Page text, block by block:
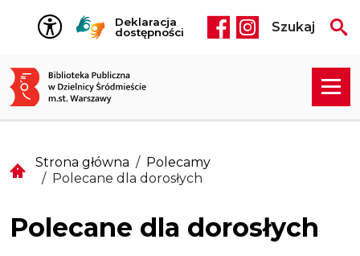
Przejdź do treści
Deklaracja
dostępności
Social media
Szukaj
Strona główna
Polecamy
Polecane dla dorosłych
Polecane dla dorosłych